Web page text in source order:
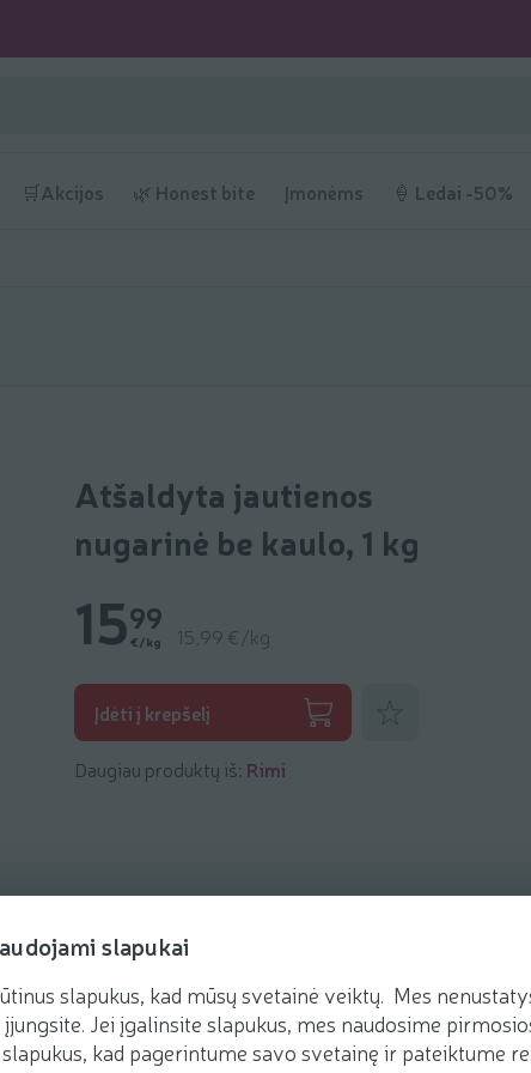
slapukai
slapukus, kad mūsų svetainė veiktų. Mes
Jei įgalinsite slapukus, mes naudosime
kad pagerintume savo svetainę ir pateiktume
🛒Akcijos 🌿 Honest bite Įmonėms 🍦 Ledai -50%
Atšaldyta jautienos
nugarinė be kaulo, 1 kg
1599
€/kg 15,99 €/kg
Įdėti į krepšelį
Daugiau produktų iš: Rimi
Receptai